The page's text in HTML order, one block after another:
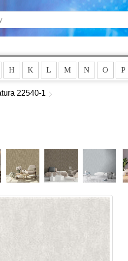
H K L M N O P
22540-1